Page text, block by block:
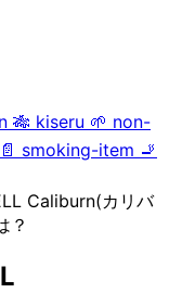
🎋 kiseru 🌱 non-
📄 smoking-item 🚬
Caliburn(カリバ
？